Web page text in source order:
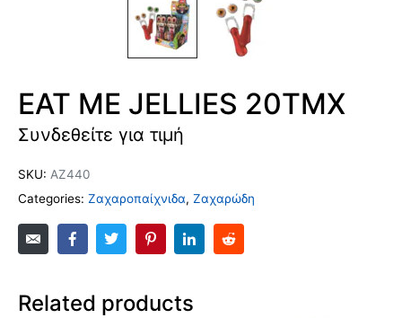
EAT ME JELLIES 20TMX
Συνδεθείτε για τιμή
SKU: AZ440
Categories: Ζαχαροπαίχνιδα, Ζαχαρώδη
Related products